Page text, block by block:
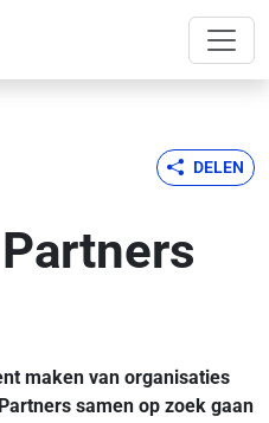
DELEN
maken van organisaties
samen op zoek gaan